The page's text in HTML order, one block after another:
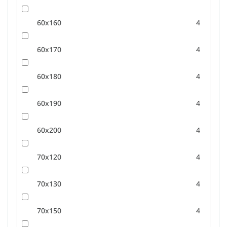
60x160 4
60x170 4
60x180 4
60x190 4
60x200 4
70x120 4
70x130 4
70x150 4